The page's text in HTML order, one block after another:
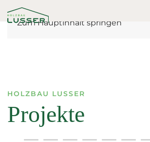
Zum Hauptinhalt springen
HOLZBAU LUSSER
Projekte